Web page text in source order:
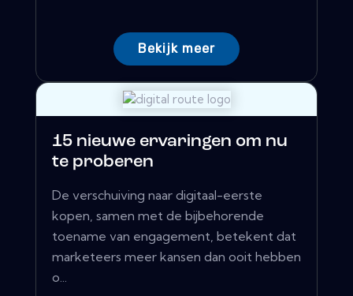
Bekijk meer
15 nieuwe ervaringen om nu
te proberen
De verschuiving naar digitaal-eerste
kopen, samen met de bijbehorende
toename van engagement, betekent dat
marketeers meer kansen dan ooit hebben
o...